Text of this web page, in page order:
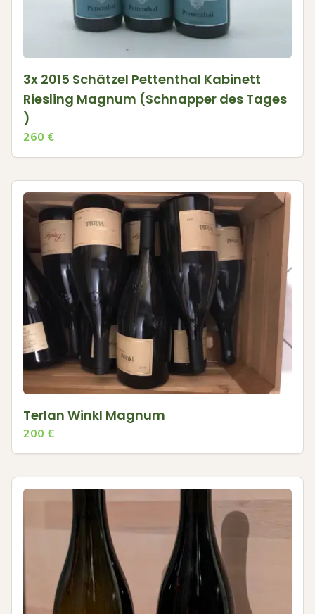
3x 2015 Schätzel Pettenthal Kabinett
Riesling Magnum (Schnapper des Tages
)
260 €
Terlan Winkl Magnum
200 €